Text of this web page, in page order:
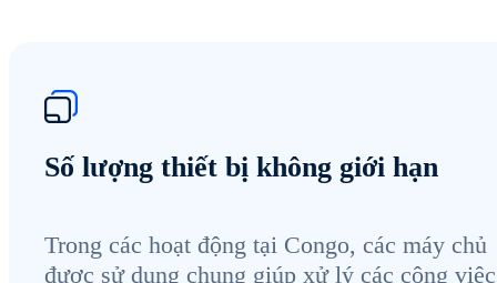
Số lượng thiết bị không giới hạn
Trong các hoạt động tại Congo, các máy chủ
được sử dụng chung giúp xử lý các công việc